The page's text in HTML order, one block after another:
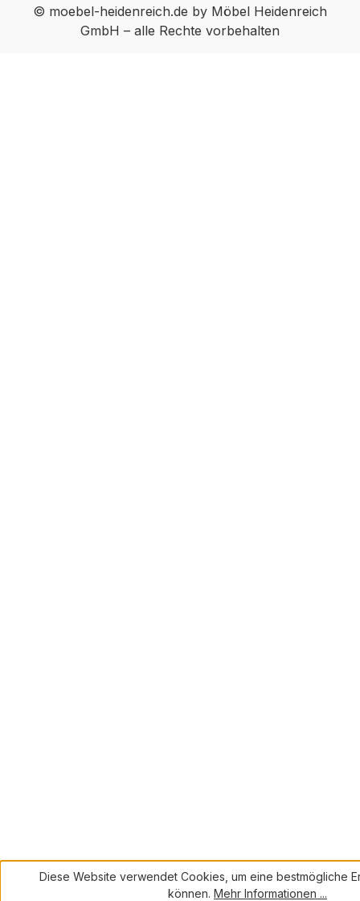
© moebel-heidenreich.de by Möbel Heidenreich
GmbH – alle Rechte vorbehalten
Diese Website verwendet Cookies, um eine bestmögliche
können. Mehr Informationen ...